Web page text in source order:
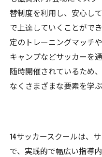
替制度を利用し、安心し
で上達していくことがで
定のトレーニングマッチ
キャンプなどサッカーを
随時開催されているため
なくさまざまな要素を学
14サッカースクールは、
で、実践的で幅広い指導